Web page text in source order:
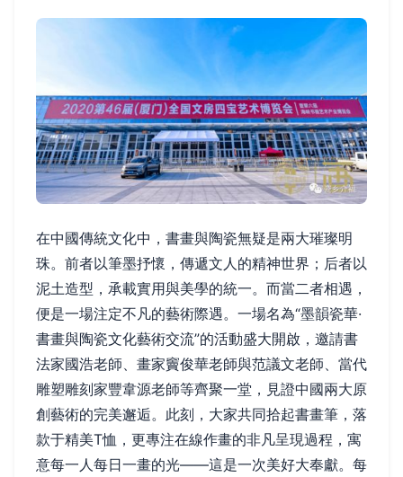
在中國傳統文化中，書畫與陶瓷無疑是兩大璀璨明
珠。前者以筆墨抒懷，傳遞文人的精神世界；后者以
泥土造型，承載實用與美學的統一。而當二者相遇，
便是一場注定不凡的藝術際遇。一場名為“墨韻瓷華·
書畫與陶瓷文化藝術交流”的活動盛大開啟，邀請書
法家國浩老師、畫家竇俊華老師與范議文老師、當代
雕塑雕刻家豐韋源老師等齊聚一堂，見證中國兩大原
創藝術的完美邂逅。此刻，大家共同拾起書畫筆，落
款于精美T恤，更專注在線作畫的非凡呈現過程，寓
意每一人每日一畫的光——這是一次美好大奉獻。每